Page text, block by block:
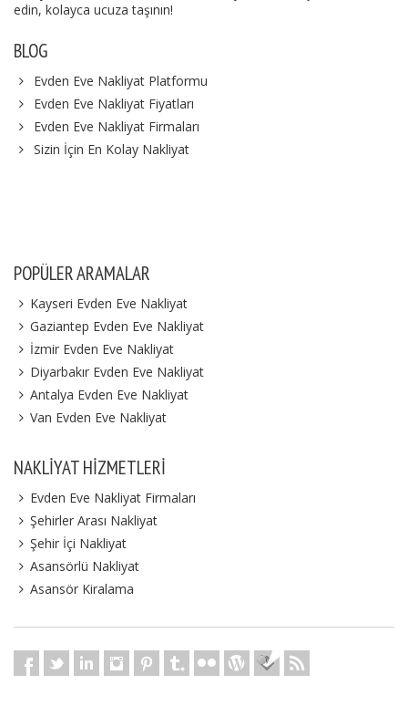
edin, kolayca ucuza taşının!
BLOG
Evden Eve Nakliyat Platformu
Evden Eve Nakliyat Fiyatları
Evden Eve Nakliyat Firmaları
Sizin İçin En Kolay Nakliyat
POPÜLER ARAMALAR
Kayseri Evden Eve Nakliyat
Gaziantep Evden Eve Nakliyat
İzmir Evden Eve Nakliyat
Diyarbakır Evden Eve Nakliyat
Antalya Evden Eve Nakliyat
Van Evden Eve Nakliyat
NAKLIYAT HIZMETLERI
Evden Eve Nakliyat Firmaları
Şehirler Arası Nakliyat
Şehir İçi Nakliyat
Asansörlü Nakliyat
Asansör Kiralama